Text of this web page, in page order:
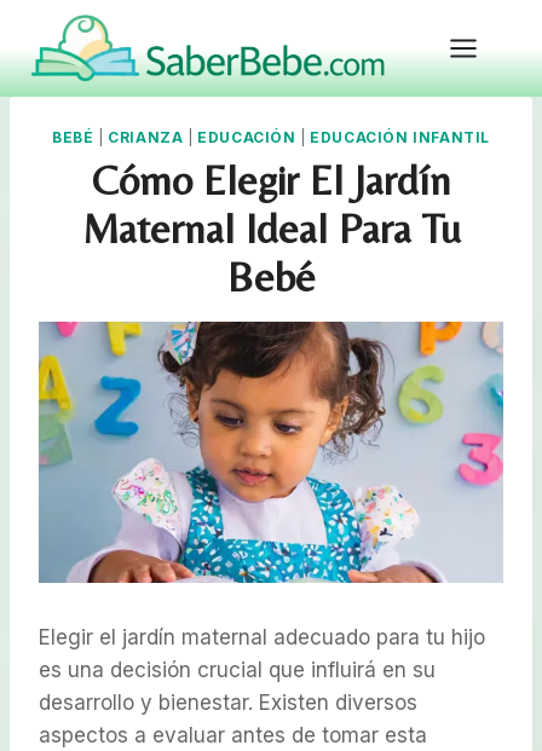
content
BEBÉ CRIANZA EDUCACIÓN EDUCACIÓN INFANTIL
Cómo Elegir El Jardín
Maternal Ideal Para Tu
Bebé
Elegir el jardín maternal adecuado para tu hijo
es una decisión crucial que influirá en su
desarrollo y bienestar. Existen diversos
aspectos a evaluar antes de tomar esta